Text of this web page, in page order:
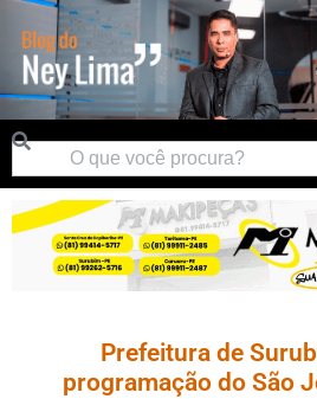
Prefeitura de
programação do São